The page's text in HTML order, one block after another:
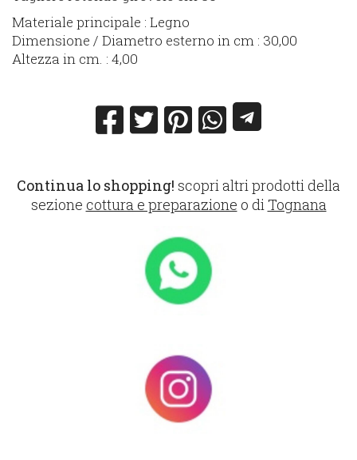
Materiale principale : Legno
Dimensione / Diametro esterno in cm : 30,00
Altezza in cm. : 4,00
Continua lo shopping! scopri altri prodotti della
sezione cottura e preparazione o diTognana